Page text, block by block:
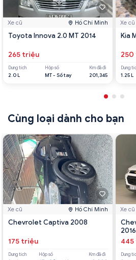
Xe cũ Hồ Chí Minh
Toyota Innova 2.0 MT 2014
265 triệu
Dung tích
2.0 L
Hộp số
MT - Số tay
Km đã đi
201,345
Xe cũ
Kia
Dung
1.25 L
Cùng loại dành cho bạn
Xe cũ Hồ Chí Minh
Chevrolet Captiva 2008
175 triệu
Dung tích Hộp số Km đã đi
Xe cũ
2016
Dung